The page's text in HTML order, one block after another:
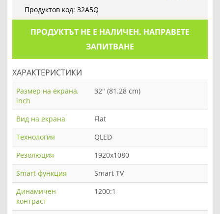
Продуктов код: 32A5Q
ПРОДУКТЪТ НЕ Е НАЛИЧЕН. НАПРАВЕТЕ
ЗАПИТВАНЕ
ХАРАКТЕРИСТИКИ
Размер на екрана,
inch
32" (81.28 cm)
Вид на екрана
Flat
Технология
QLED
Резолюция
1920x1080
Smart функция
Smart TV
Динамичен
контраст
1200:1